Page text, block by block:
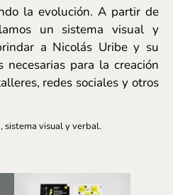
la evolución. A partir de
un sistema visual y
a Nicolás Uribe y su
para la creación
redes sociales y otros
sistema visual y verbal.